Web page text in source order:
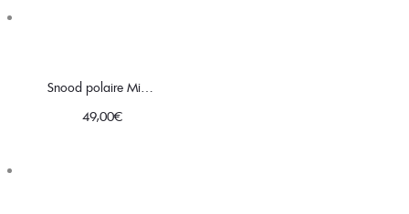
Snood polaire Minky noir │ motifs grandes fleurs multicolores
49,00€